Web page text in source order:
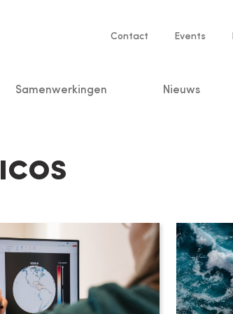
Service
Contact Events
Samenwerkingen Nieuws
ICOS